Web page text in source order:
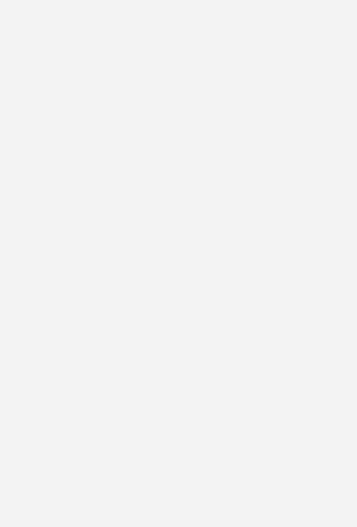
entsalzen und enthärten: So
entsalzen und enthärten ist
Sie Trinkwasser für den sicheren Betrieb
richtig